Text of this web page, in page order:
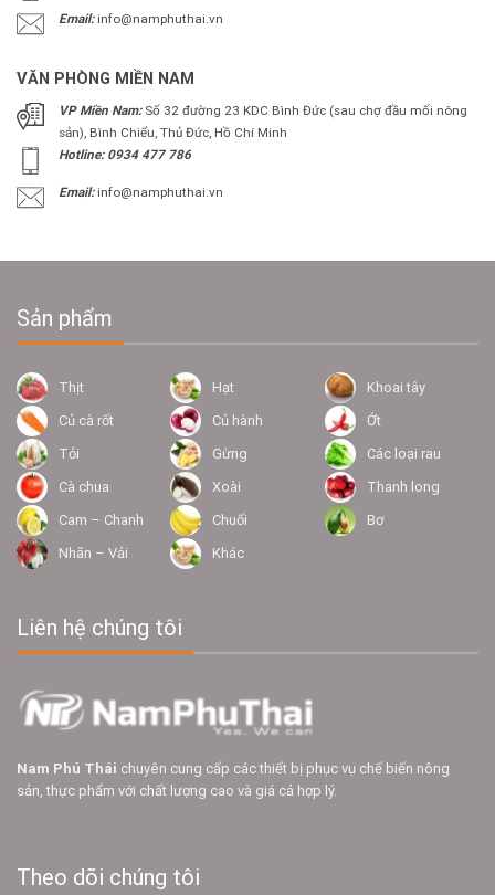
Email: info@namphuthai.vn
VĂN PHÒNG MIỀN NAM
VP Miền Nam:Số 32 đường 23 KDC Bình Đức (sau chợ đầu mối nông
sản), Bình Chiểu, Thủ Đức, Hồ Chí Minh
Hotline: 0934 477 786
Email:info@namphuthai.vn
Sản phẩm
Thịt Hạt
Khoai tây
Củ cà rốt
Củ hành
Ớt
Tỏi
Gừng
Các loại rau
Cà chua
Xoài
Thanh long
Cam – Chanh
Chuối
Bơ
Nhãn – Vải
Khác
Liên hệ chúng tôi
Nam Phú Thái chuyên cung cấp các thiết bị phục vụ chế biến nông
sản, thực phẩm với chất lượng cao và giá cả hợp lý.
Theo dõi chúng tôi